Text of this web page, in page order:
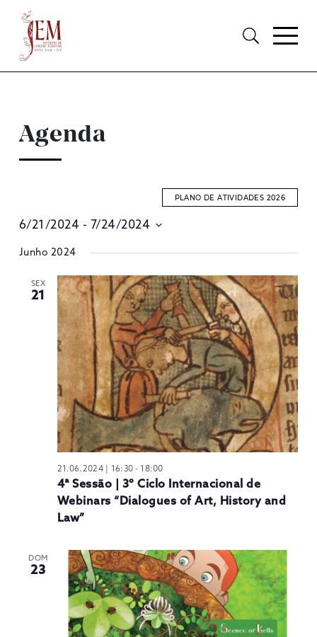
Agenda
PLANO DE ATIVIDADES 2026
6/21/2024 - 7/24/2024
data
Junho 2024
SEX
21
21.06.2024 | 16:30 - 18:00
4ª Sessão | 3º Ciclo Internacional de
Webinars “Dialogues of Art, History and
Law”
DOM
23